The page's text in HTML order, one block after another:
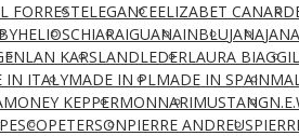
FORRESTELEGANCEELIZABET CANARD
HELIOSCHIARAIGUANAINBLUJANA
LAN KARSLANDLEDERLAURA BIAGGI
IN ITALYMADE IN PLMADE IN SPAIN
MONEY KEPPERMONNARIMUSTANG
PESCOPETERSONPIERRE ANDREUS